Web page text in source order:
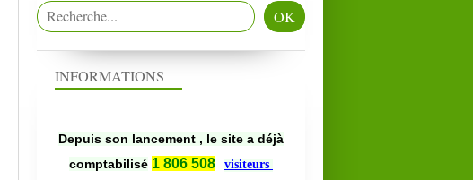
INFORMATIONS
Depuis son lancement , le site a déjà
comptabilisé 1 806 508
visiteurs